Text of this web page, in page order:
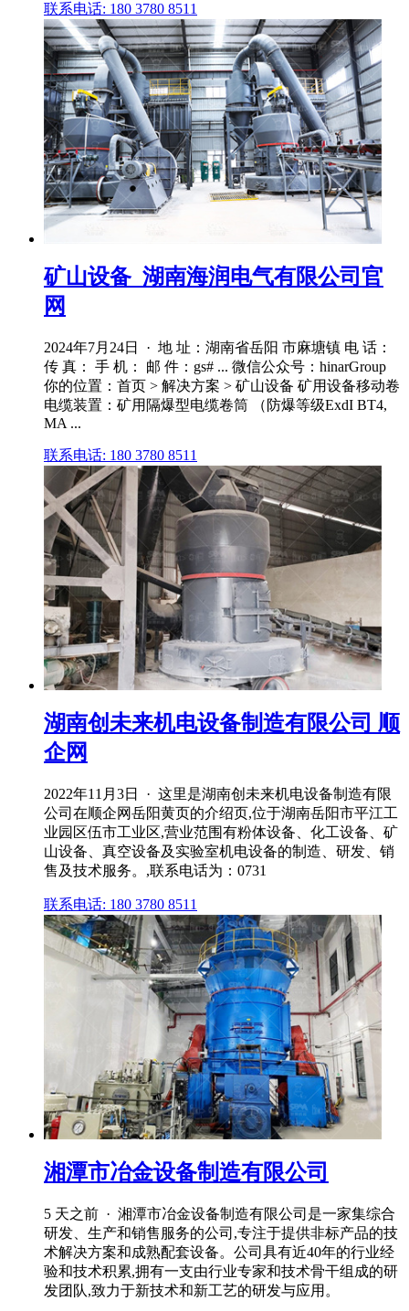
联系电话: 180 3780 8511
矿山设备_湖南海润电气有限公司官
网
2024年7月24日 · 地 址：湖南省岳阳 市麻塘镇 电 话：
传 真： 手 机： 邮 件：gs# ... 微信公众号：hinarGroup
你的位置：首页 > 解决方案 > 矿山设备 矿用设备移动卷
电缆装置：矿用隔爆型电缆卷筒 （防爆等级ExdI BT4,
MA ...
联系电话: 180 3780 8511
湖南创未来机电设备制造有限公司 顺
企网
2022年11月3日 · 这里是湖南创未来机电设备制造有限
公司在顺企网岳阳黄页的介绍页,位于湖南岳阳市平江工
业园区伍市工业区,营业范围有粉体设备、化工设备、矿
山设备、真空设备及实验室机电设备的制造、研发、销
售及技术服务。,联系电话为：0731
联系电话: 180 3780 8511
湘潭市冶金设备制造有限公司
5 天之前 · 湘潭市冶金设备制造有限公司是一家集综合
研发、生产和销售服务的公司,专注于提供非标产品的技
术解决方案和成熟配套设备。公司具有近40年的行业经
验和技术积累,拥有一支由行业专家和技术骨干组成的研
发团队,致力于新技术和新工艺的研发与应用。